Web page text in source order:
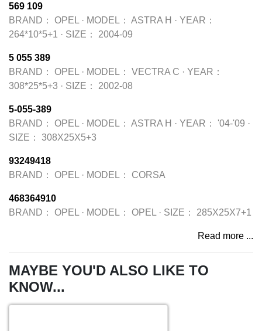
569 109
BRAND：
OPEL · MODEL： ASTRA H · YEAR：
264*10*5+1 · SIZE： 2004-09
5 055 389
BRAND：
OPEL · MODEL： VECTRA C · YEAR：
308*25*5+3 · SIZE： 2002-08
5-055-389
BRAND：
OPEL · MODEL： ASTRA H · YEAR： '04-'09 ·
SIZE：
308X25X5+3
93249418
BRAND：
OPEL · MODEL： CORSA
468364910
BRAND：
OPEL · MODEL： OPEL · SIZE： 285X25X7+1
Read more ...
MAYBE YOU'D ALSO LIKE TO
KNOW...